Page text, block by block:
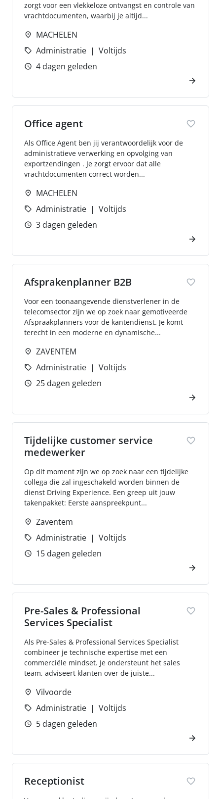
zorgt voor een vlekkeloze ontvangst en controle van
vrachtdocumenten, waarbij je altijd...
MACHELEN
Administratie
Voltijds
4 dagen geleden
Office agent
Als Office Agent ben jij verantwoordelijk voor de
administratieve verwerking en opvolging van
exportzendingen . Je zorgt ervoor dat alle
vrachtdocumenten correct worden...
MACHELEN
Administratie
Voltijds
3 dagen geleden
Afsprakenplanner B2B
Voor een toonaangevende dienstverlener in de
telecomsector zijn we op zoek naar gemotiveerde
Afspraakplanners voor de kantendienst. Je komt
terecht in een moderne en dynamische...
ZAVENTEM
Administratie
Voltijds
25 dagen geleden
Tijdelijke customer service
medewerker
Op dit moment zijn we op zoek naar een tijdelijke
collega die zal ingeschakeld worden binnen de
dienst Driving Experience. Een greep uit jouw
takenpakket: Eerste aanspreekpunt...
Zaventem
Administratie
Voltijds
15 dagen geleden
Pre-Sales & Professional
Services Specialist
Als Pre-Sales & Professional Services Specialist
combineer je technische expertise met een
commerciële mindset. Je ondersteunt het sales
team, adviseert klanten over de juiste...
Vilvoorde
Administratie
Voltijds
5 dagen geleden
Receptionist